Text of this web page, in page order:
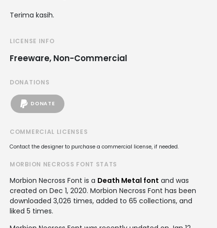
Terima kasih.
LICENSE INFO
Freeware, Non-Commercial
DONATIONS
DONATE
COMMERCIAL LICENSES
Contact the designer to purchase a commercial license, if needed.
MORBION NECROSS FONT STATS
Morbion Necross Font is a Death Metal font and was
created on Dec 1, 2020. Morbion Necross Font has been
downloaded 3,026 times, added to 65 collections, and
liked 5 times.